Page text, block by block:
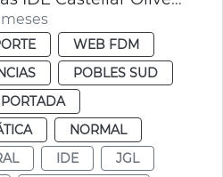
WEB FDM
POBLES SUD
NORMAL
IDE
JGL